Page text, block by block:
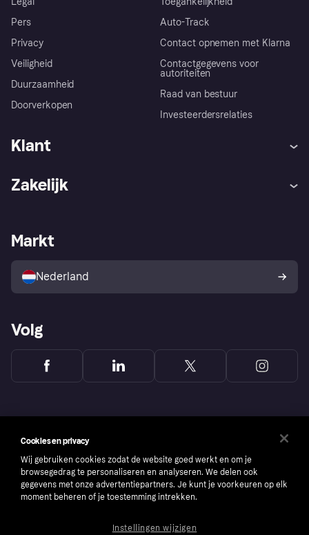
Pers
Privacy
Veiligheid
Duurzaamheid
Doorverkopen
Auto-Track
Contact opnemen met Klarna
Contactgegevens voor
autoriteiten
Raad van bestuur
Investeerdersrelaties
Klant
Winkeloverzicht
Kopersbescherming voor
consumenten
Zakelijk
Zakelijke login
Markt
Nederland
Volg
Cookies en privacy
Wij gebruiken cookies zodat de website goed werkt en om je
browsegedrag te personaliseren en analyseren. We delen ook
gegevens met onze advertentiepartners. Je kunt je voorkeuren op elk
moment beheren of je toestemming intrekken.
Instellingen wijzigen